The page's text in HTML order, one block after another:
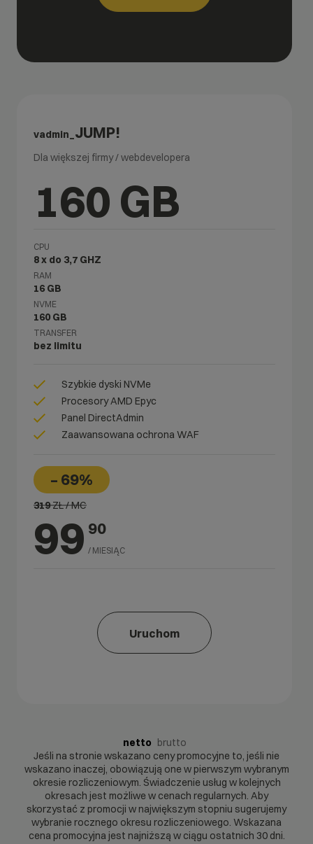
vadmin_ JUMP!
Dla większej firmy / webdevelopera
160 GB
CPU
8 x do 3,7 GHZ
RAM
16 GB
NVME
160 GB
TRANSFER
bez limitu
Szybkie dyski NVMe
Procesory AMD Epyc
Panel DirectAdmin
Zaawansowana ochrona WAF
319ZŁ / MC
– 69%
99 90
/ MIESIĄC
Uruchom
netto brutto
Jeśli na stronie wskazano ceny promocyjne to, jeśli nie
wskazano inaczej, obowiązują one w pierwszym wybranym
okresie rozliczeniowym. Świadczenie usług w kolejnych
okresach jest możliwe w cenach regularnych. Aby
skorzystać z promocji w największym stopniu sugerujemy
wybranie rocznego okresu rozliczeniowego. Wskazana
cena promocyjna jest najniższą w ciągu ostatnich 30 dni.